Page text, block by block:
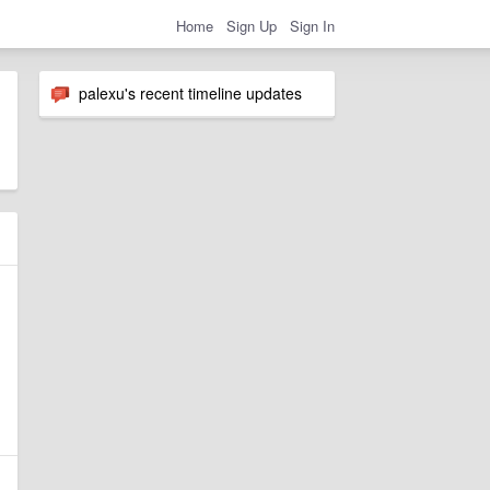
Home Sign Up Sign In
palexu's recent timeline updates